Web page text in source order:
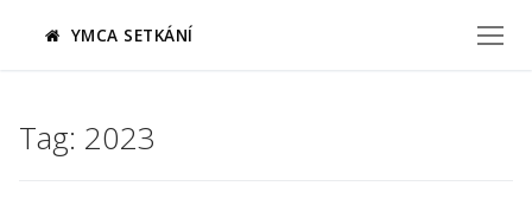
YMCA SETKÁNÍ
Tag: 2023